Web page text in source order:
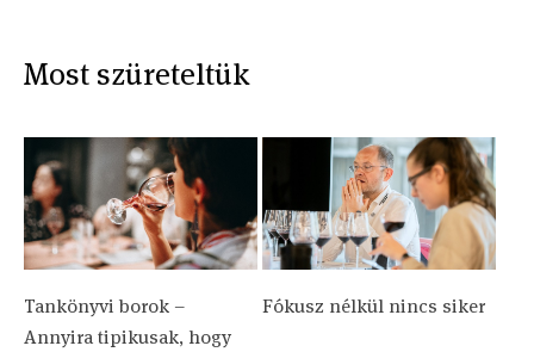
Most szüreteltük
Tankönyvi borok –
Annyira tipikusak, hogy
Fókusz nélkül nincs siker